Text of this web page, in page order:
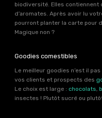
biodiversité. Elles contiennent
d’aromates. Après avoir lu
pourront planter la carte pour
Magique non ?
Goodies comestibles
Le meilleur goodies n’est il
vos clients et prospects des
Le choix est large : chocolats,
insectes ! Plutôt sucré ou